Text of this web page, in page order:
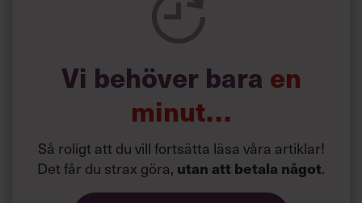
Vi behöver bara en
minut…
Så roligt att du vill fortsätta läsa våra artiklar!
Det får du strax göra, utan att betala något.